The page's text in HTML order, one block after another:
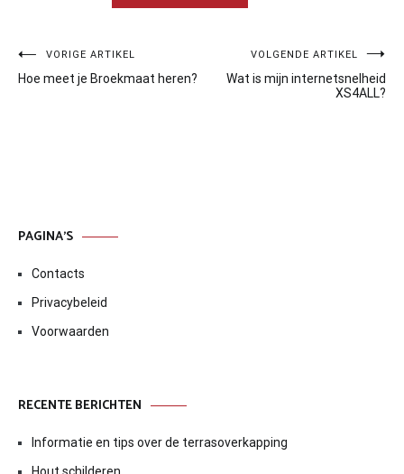
Bericht
navigatie
VORIGE ARTIKEL
Hoe meet je Broekmaat heren?
VOLGENDE ARTIKEL
Wat is mijn internetsnelheid
XS4ALL?
PAGINA’S
Contacts
Privacybeleid
Voorwaarden
RECENTE BERICHTEN
Informatie en tips over de terrasoverkapping